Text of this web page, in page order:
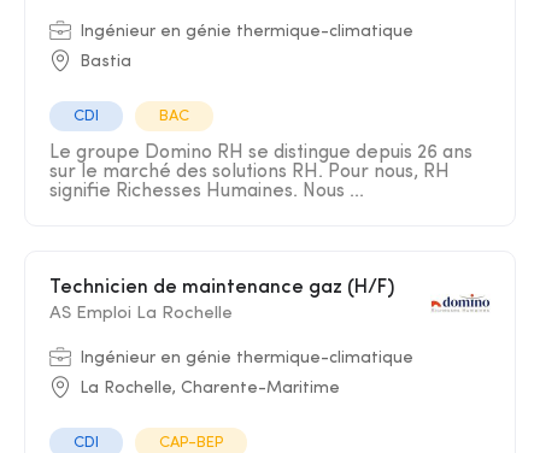
Ingénieur en génie thermique-climatique
Bastia
CDI BAC
Le groupe Domino RH se distingue depuis 26 ans
sur le marché des solutions RH. Pour nous, RH
signifie Richesses Humaines. Nous ...
Technicien de maintenance gaz (H/F)
AS Emploi La Rochelle
Ingénieur en génie thermique-climatique
La Rochelle, Charente-Maritime
CDI CAP-BEP